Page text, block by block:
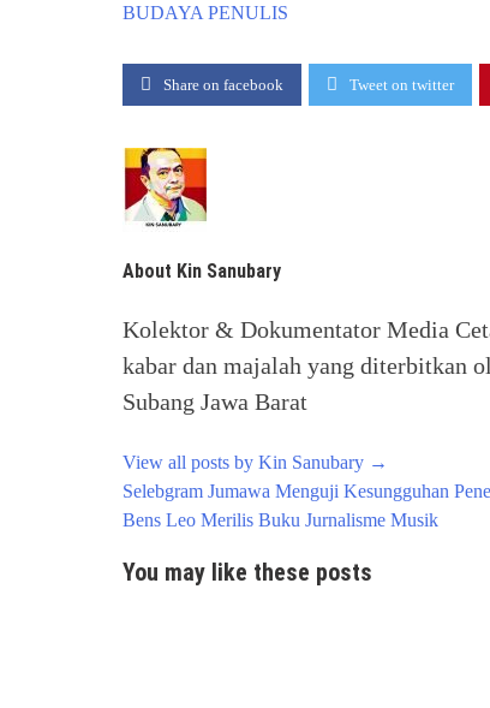
BUDAYA PENULIS
Share on facebook Tweet on twitter
About Kin Sanubary
Kolektor & Dokumentator Media
kabar dan majalah yang diterbitkan
Subang Jawa Barat
View all posts by Kin Sanubary →
Post
navigation
Selebgram Jumawa Menguji Kesungguhan
Bens Leo Merilis Buku Jurnalisme Musik
You may like these posts